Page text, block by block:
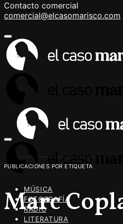
Contacto comercial
comercial@elcasomarisco.com
MÚSICA
FOTOGRAFÍA
RADIO
LITERATURA
PUBLICACIONES POR ETIQUETA
Marc